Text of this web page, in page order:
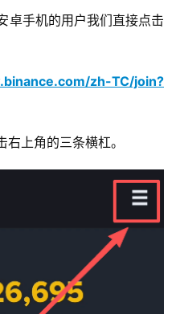
卓手机的用户我们直接点击
zh-TC/join?
上角的三条横杠。